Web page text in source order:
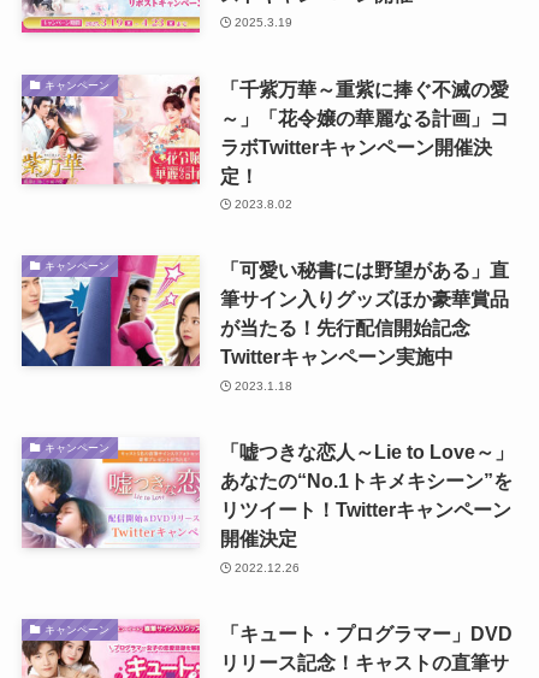
2025.3.19
キャンペーン
「千紫万華～重紫に捧ぐ不滅の愛
～」「花令嬢の華麗なる計画」コ
ラボTwitterキャンペーン開催決
定！
2023.8.02
キャンペーン
「可愛い秘書には野望がある」直
筆サイン入りグッズほか豪華賞品
が当たる！先行配信開始記念
Twitterキャンペーン実施中
2023.1.18
キャンペーン
「嘘つきな恋人～Lie to Love～」
あなたの“No.1トキメキシーン”を
リツイート！Twitterキャンペーン
開催決定
2022.12.26
キャンペーン
「キュート・プログラマー」DVD
リリース記念！キャストの直筆サ